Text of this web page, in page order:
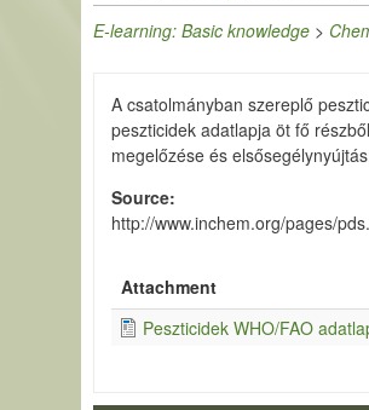
E-learning: Basic knowledge >
A csatolmányban szereplő
peszticidek adatlapja öt fő
megelőzése és
Source
http://www.inchem.org/pages/
Attachment
Peszticidek WHO/FAO